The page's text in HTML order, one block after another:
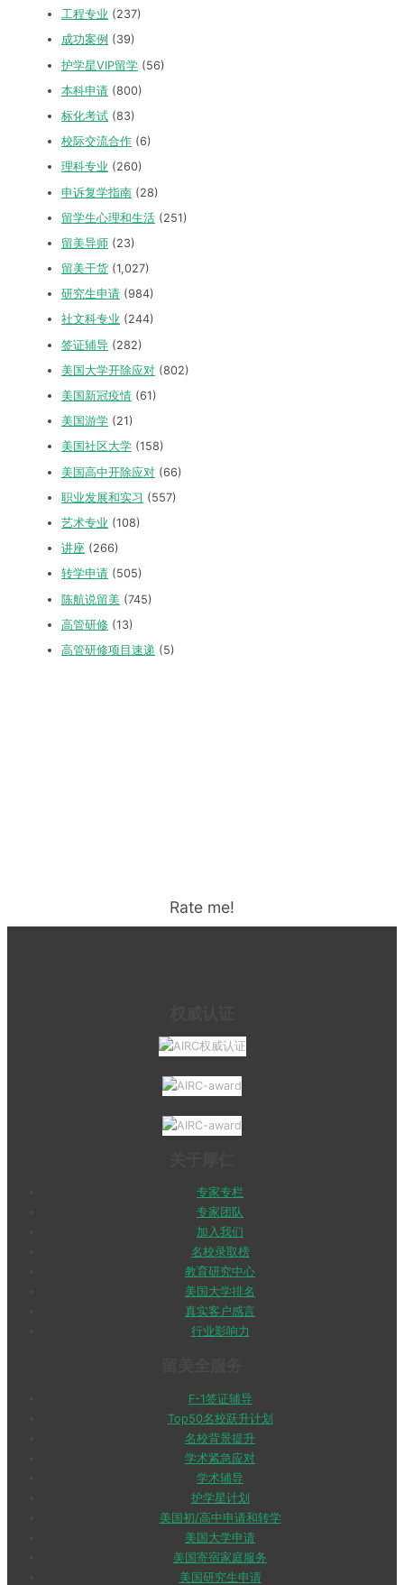
工程专业 (237)
成功案例 (39)
护学星VIP留学 (56)
本科申请 (800)
标化考试 (83)
校际交流合作 (6)
理科专业 (260)
申诉复学指南 (28)
留学生心理和生活 (251)
留美导师 (23)
留美干货 (1,027)
研究生申请 (984)
社文科专业 (244)
签证辅导 (282)
美国大学开除应对 (802)
美国新冠疫情 (61)
美国游学 (21)
美国社区大学 (158)
美国高中开除应对 (66)
职业发展和实习 (557)
艺术专业 (108)
讲座 (266)
转学申请 (505)
陈航说留美 (745)
高管研修 (13)
高管研修项目速递 (5)
Rate me!
专家专栏
专家团队
加入我们
名校录取榜
教育研究中心
美国大学排名
真实客户感言
行业影响力
F-1签证辅导
Top50名校跃升计划
名校背景提升
学术紧急应对
学术辅导
护学星计划
美国初/高中申请和转学
美国大学申请
美国寄宿家庭服务
美国研究生申请